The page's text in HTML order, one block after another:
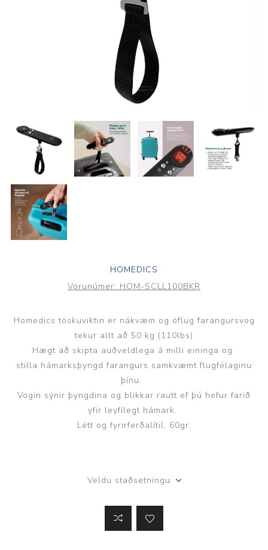
HOMEDICS
Vörunúmer: HOM-SCLL100BKR
Homedics töskuviktin er nákvæm og öflug farangursvog
tekur allt að 50 kg (110lbs)
Hægt að skipta auðveldlega á milli eininga og
stilla hámarksþyngd farangurs samkvæmt flugfélaginu
þínu.
Vogin sýnir þyngdina og blikkar rautt ef þú hefur farið
yfir leyfilegt hámark.
Létt og fyrirferðalítil, 60gr.
Veldu staðsetningu